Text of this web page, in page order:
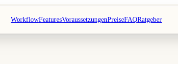
WorkflowFeaturesVoraussetzungenPreiseFAQRatgeber